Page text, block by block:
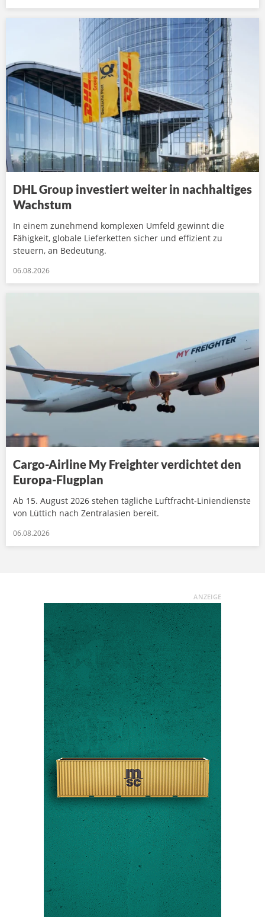
DHL Group investiert weiter in nachhaltiges
Wachstum
In einem zunehmend komplexen Umfeld gewinnt die
Fähigkeit, globale Lieferketten sicher und effizient zu
steuern, an Bedeutung.
06.08.2026
Cargo-Airline My Freighter verdichtet den
Europa-Flugplan
Ab 15. August 2026 stehen tägliche Luftfracht-Liniendienste
von Lüttich nach Zentralasien bereit.
06.08.2026
ANZEIGE